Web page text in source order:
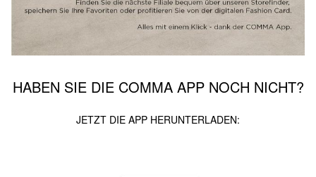
HABEN SIE DIE COMMA APP NOCH NICHT?
JETZT DIE APP HERUNTERLADEN: